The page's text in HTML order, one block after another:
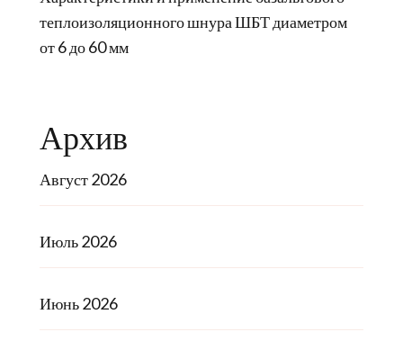
теплоизоляционного шнура ШБТ диаметром
от 6 до 60 мм
Архив
Август 2026
Июль 2026
Июнь 2026